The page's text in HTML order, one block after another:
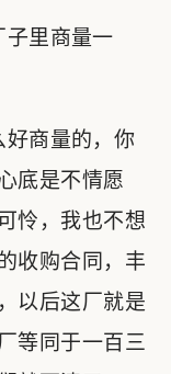
里商量一
商量的，你
底是不情愿
怜，我也不想
收购合同，丰
以后这厂就是
等同于一百三